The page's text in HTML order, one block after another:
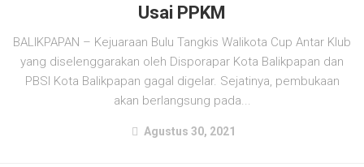
Usai PPKM
BALIKPAPAN – Kejuaraan Bulu Tangkis Walikota Cup Antar Klub
yang diselenggarakan oleh Disporapar Kota Balikpapan dan
PBSI Kota Balikpapan gagal digelar. Sejatinya, pembukaan
akan berlangsung pada...
Agustus 30, 2021